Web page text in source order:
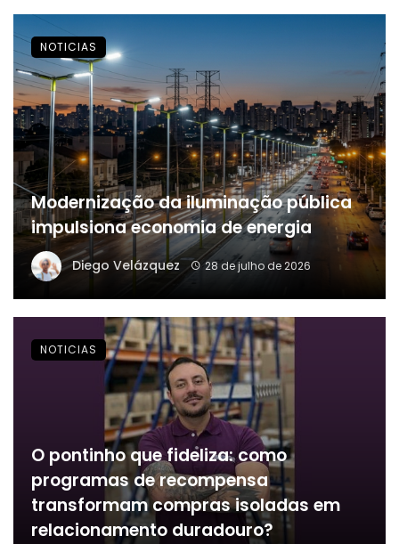
Modernização da iluminação pública
impulsiona economia de energia
Diego Velázquez 28 de julho de 2026
NOTICIAS
O pontinho que fideliza: como
programas de recompensa
transformam compras isoladas em
relacionamento duradouro?
NOTICIAS